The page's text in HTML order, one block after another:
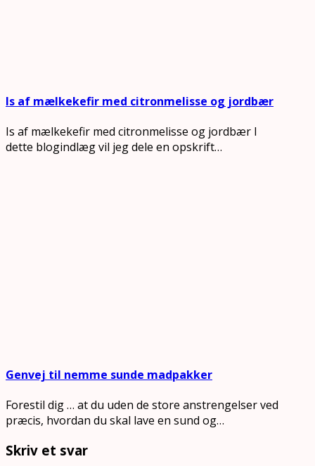
Is af mælkekefir med citronmelisse og jordbær
Is af mælkekefir med citronmelisse og jordbær I
dette blogindlæg vil jeg dele en opskrift…
Genvej til nemme sunde madpakker
Forestil dig … at du uden de store anstrengelser ved
præcis, hvordan du skal lave en sund og…
Skriv et svar